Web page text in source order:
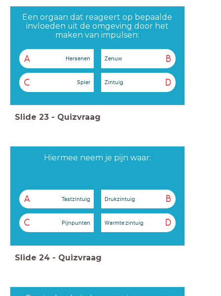
Een orgaan dat reageert op bepaalde
invloeden uit de omgeving door het
maken van impulsen:
A Hersenen B
Zenuw
C Spier D
Zintuig
Slide 23 - Quizvraag
Hiermee neem je pijn waar:
A Tastzintuig B
Drukzintuig
C Pijnpunten D
Warmte zintuig
Slide 24 - Quizvraag